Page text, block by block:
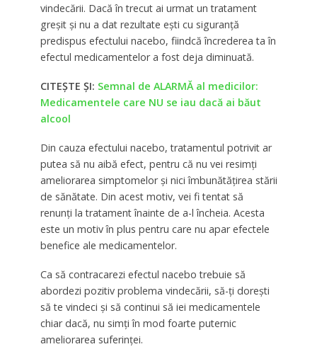
vindecării. Dacă în trecut ai urmat un tratament
greşit şi nu a dat rezultate eşti cu siguranţă
predispus efectului nacebo, fiindcă încrederea ta în
efectul medicamentelor a fost deja diminuată.
CITEȘTE ȘI: Semnal de ALARMĂ al medicilor:
Medicamentele care NU se iau dacă ai băut
alcool
Din cauza efectului nacebo, tratamentul potrivit ar
putea să nu aibă efect, pentru că nu vei resimţi
ameliorarea simptomelor şi nici îmbunătăţirea stării
de sănătate. Din acest motiv, vei fi tentat să
renunţi la tratament înainte de a-l încheia. Acesta
este un motiv în plus pentru care nu apar efectele
benefice ale medicamentelor.
Ca să contracarezi efectul nacebo trebuie să
abordezi pozitiv problema vindecării, să-ţi doreşti
să te vindeci şi să continui să iei medicamentele
chiar dacă, nu simţi în mod foarte puternic
ameliorarea suferinţei.